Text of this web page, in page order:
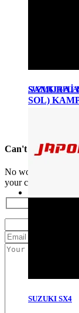
SUZUKI
SUZUKI SX4
SAMURAİ
SOL)
Can't find your
No worries. Our
your car. Just